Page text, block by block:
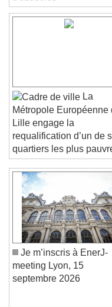
Play Video
Play
Skip
Unmute
Current Time
/
Duration-:-
Loaded:0%
Seek to live,
d'associés
La
Métropole Européenne
Lille engage la
requalification d’un de
quartiers les plus
Je m’inscris à EnerJ-
meeting Lyon, 15